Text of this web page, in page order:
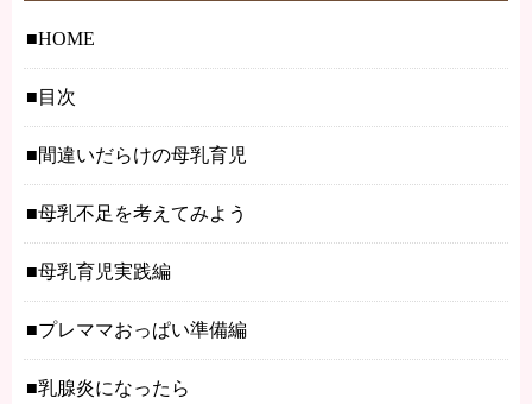
HOME
目次
間違いだらけの母乳育児
母乳不足を考えてみよう
母乳育児実践編
プレママおっぱい準備編
乳腺炎になったら